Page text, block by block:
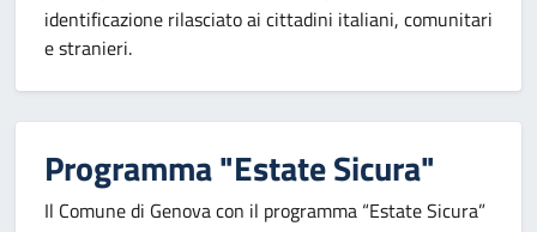
identificazione rilasciato ai cittadini italiani, comunitari
e stranieri.
Programma "Estate Sicura"
Il Comune di Genova con il programma “Estate Sicura”